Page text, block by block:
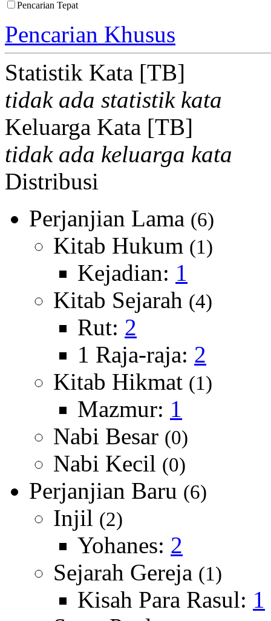
Pencarian Tepat
Pencarian Khusus
Statistik Kata [TB]
tidak ada statistik kata
Keluarga Kata [TB]
tidak ada keluarga kata
Distribusi
Perjanjian Lama (6)
Kitab Hukum (1)
Kejadian: 1
Kitab Sejarah (4)
Rut: 2
1 Raja-raja: 2
Kitab Hikmat (1)
Mazmur: 1
Nabi Besar (0)
Nabi Kecil (0)
Perjanjian Baru (6)
Injil (2)
Yohanes: 2
Sejarah Gereja (1)
Kisah Para Rasul: 1